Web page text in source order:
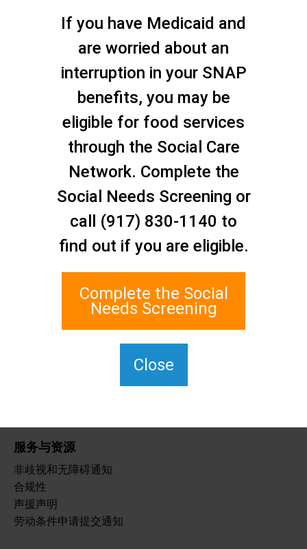
联系我们
1 Edgewater Plaza, Suite 700
纽约州斯塔顿岛 10305
服务与资源
非歧视和无障碍通知
合规性
声援声明
劳动条件申请提交通知
If you have Medicaid and
are worried about an
interruption in your SNAP
benefits, you may be
eligible for food services
through the Social Care
Network. Complete the
Social Needs Screening or
call (917) 830-1140 to
find out if you are eligible.
Complete the Social
Needs Screening
Close